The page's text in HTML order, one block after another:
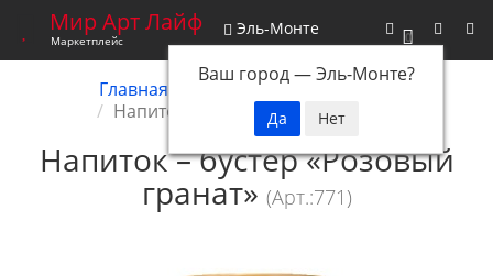
0
Мир Арт Лайф
Маркетплейс
Эль-Монте
Ваш город —Эль-Монте?
Главная
Снятые с производства
Напиток – бустер Розовый гранат
Напиток – бустер «Розовый
гранат» (Арт.:771)